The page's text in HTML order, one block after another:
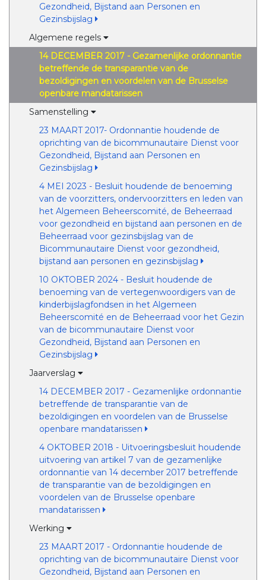
Gezondheid, Bijstand aan Personen en
Gezinsbijslag
Algemene regels
14 DECEMBER 2017 - Gezamenlijke ordonnantie
betreffende de transparantie van de
bezoldigingen en voordelen van de Brusselse
openbare mandatarissen
Samenstelling
23 MAART 2017- Ordonnantie houdende de
oprichting van de bicommunautaire Dienst voor
Gezondheid, Bijstand aan Personen en
Gezinsbijslag
4 MEI 2023 - Besluit houdende de benoeming
van de voorzitters, ondervoorzitters en leden van
het Algemeen Beheerscomité, de Beheerraad
voor gezondheid en bijstand aan personen en de
Beheerraad voor gezinsbijslag van de
Bicommunautaire Dienst voor gezondheid,
bijstand aan personen en gezinsbijslag
10 OKTOBER 2024 - Besluit houdende de
benoeming van de vertegenwoordigers van de
kinderbijslagfondsen in het Algemeen
Beheerscomité en de Beheerraad voor het Gezin
van de bicommunautaire Dienst voor
Gezondheid, Bijstand aan Personen en
Gezinsbijslag
Jaarverslag
14 DECEMBER 2017 - Gezamenlijke ordonnantie
betreffende de transparantie van de
bezoldigingen en voordelen van de Brusselse
openbare mandatarissen
4 OKTOBER 2018 - Uitvoeringsbesluit houdende
uitvoering van artikel 7 van de gezamenlijke
ordonnantie van 14 december 2017 betreffende
de transparantie van de bezoldigingen en
voordelen van de Brusselse openbare
mandatarissen
Werking
23 MAART 2017 - Ordonnantie houdende de
oprichting van de bicommunautaire Dienst voor
Gezondheid, Bijstand aan Personen en